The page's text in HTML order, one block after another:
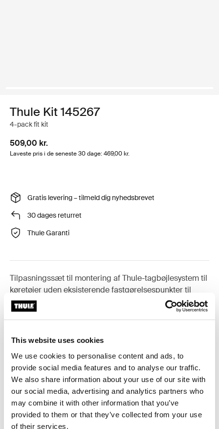
This website uses cookies
We use cookies to personalise content and ads, to
provide social media features and to analyse our traffic.
We also share information about your use of our site with
our social media, advertising and analytics partners who
may combine it with other information that you’ve
provided to them or that they’ve collected from your use
of their services.
Thule Kit 145267
4-pack fit kit
509,00 kr.
Laveste pris i de seneste 30 dage: 469,00 kr.
Gratis levering – tilmeld dig nyhedsbrevet
30 dages returret
Thule Garanti
Tilpasningssæt til montering af Thule-tagbøjlesystem til
køretøjer uden eksisterende fastgørelsespunkter til
tagbøjler, eller fabriksmonterede tagbøjler.
Toggle features
Alle funktioner
Toggle techspec
Tekniske specifikationer
Toggle guides and instructions
Instruktioner